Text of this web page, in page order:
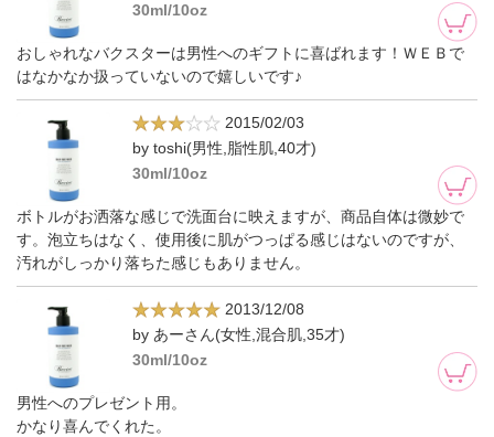
30ml/10oz
おしゃれなバクスターは男性へのギフトに喜ばれます！ＷＥＢで
はなかなか扱っていないので嬉しいです♪
2015/02/03
by toshi(男性,脂性肌,40才)
30ml/10oz
ボトルがお洒落な感じで洗面台に映えますが、商品自体は微妙で
す。泡立ちはなく、使用後に肌がつっぱる感じはないのですが、
汚れがしっかり落ちた感じもありません。
2013/12/08
by あーさん(女性,混合肌,35才)
30ml/10oz
男性へのプレゼント用。
かなり喜んでくれた。